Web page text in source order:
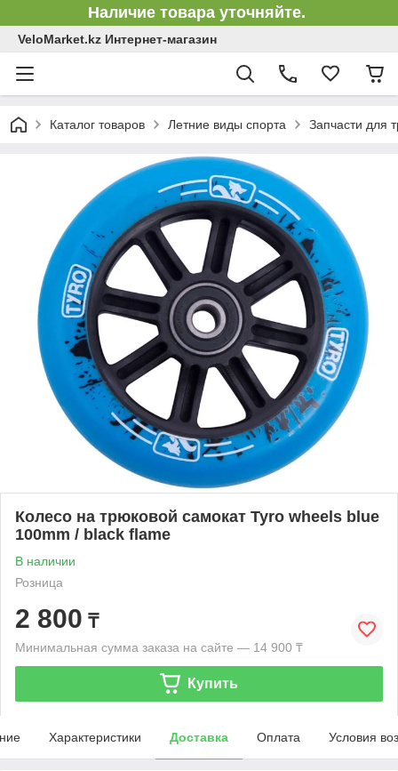
Наличие товара уточняйте.
VeloMarket.kz Интернет-магазин
Каталог товаров Летние виды спорта Запчасти для
Колесо на трюковой самокат Tyro wheels blue
100mm / black flame
В наличии
Розница
2 800 ₸
Минимальная сумма заказа на сайте — 14 900 ₸
Купить
Характеристики Доставка Оплата Условия